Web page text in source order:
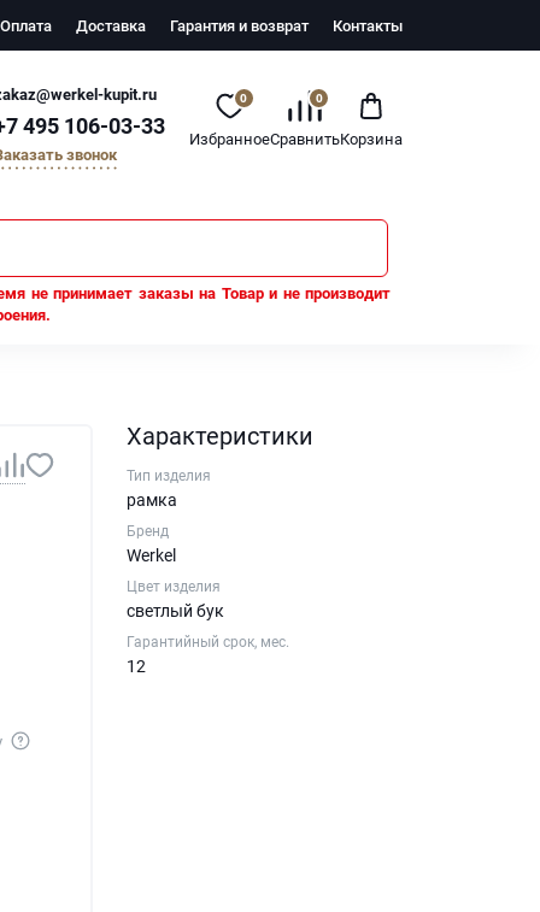
Оплата Доставка Гарантия и возврат Контакты
kupit.ru
495 106-03-33
звонок
0
Избранное
0
СравнитьКорзина
не принимает заказы на Товар и не производит
Характеристики
Тип изделия
рамка
Бренд
Werkel
Цвет изделия
светлый бук
Гарантийный срок, мес.
12